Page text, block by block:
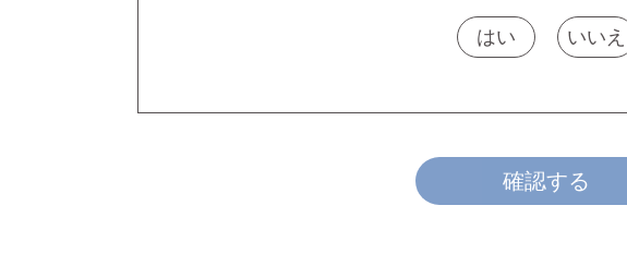
はい いいえ
確認する